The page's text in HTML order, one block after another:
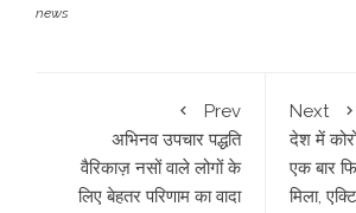
news
Prev
अभिनव उपचार पद्धति
वैरिकाज़ नसों वाले लोगों के
लिए बेहतर परिणाम का वादा
Next
देश में
एक बार
मिला,